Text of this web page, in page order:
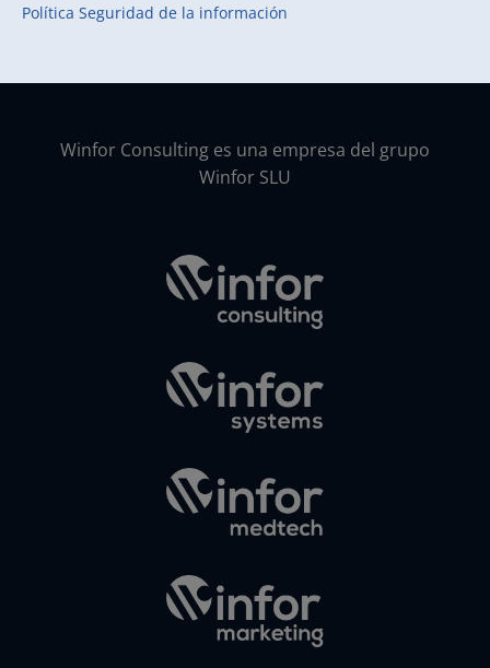
Política Seguridad de la información
Winfor Consulting es una empresa del grupo
Winfor SLU